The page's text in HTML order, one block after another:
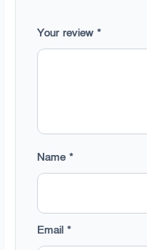
Your review *
Name *
Email *